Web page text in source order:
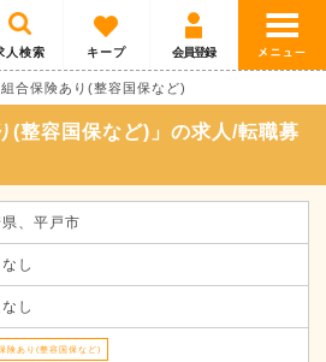
人検索 キープ 会員登録
組合保険あり(整容国保など)
(整容国保など)」の求人/転職募
、平戸市
し
し
険あり(整容国保など)